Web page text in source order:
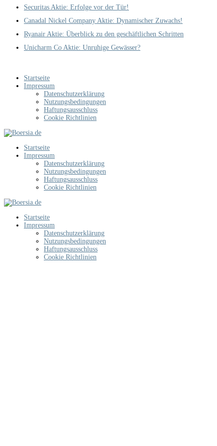
Securitas Aktie: Erfolge vor der Tür!
Canadal Nickel Company Aktie: Dynamischer Zuwachs!
Ryanair Aktie: Überblick zu den geschäftlichen Schritten
Unicharm Co Aktie: Unruhige Gewässer?
Startseite
Impressum
Datenschutzerklärung
Nutzungsbedingungen
Haftungsausschluss
Cookie Richtlinien
Startseite
Impressum
Datenschutzerklärung
Nutzungsbedingungen
Haftungsausschluss
Cookie Richtlinien
Startseite
Impressum
Datenschutzerklärung
Nutzungsbedingungen
Haftungsausschluss
Cookie Richtlinien